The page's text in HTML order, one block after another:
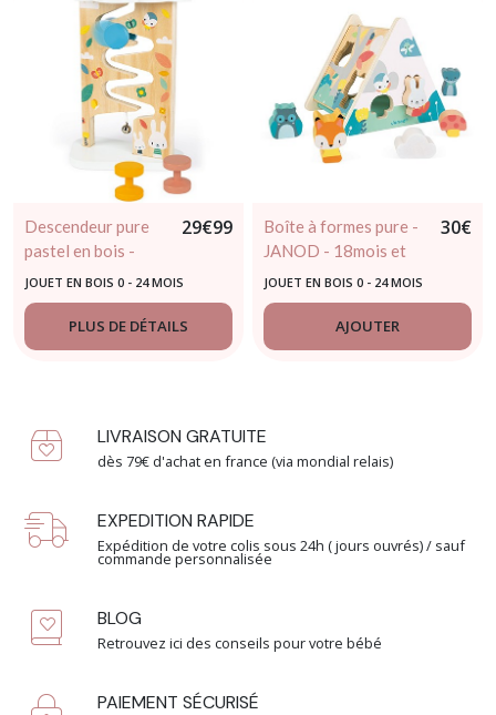
Descendeur pure
pastel en bois -
JANOD -
12mois/36mois
29€99
JOUET EN BOIS 0 - 24 MOIS
PLUS DE DÉTAILS
Boîte à formes pure -
JANOD - 18mois et
plus
30€
JOUET EN BOIS 0 - 24 MOIS
AJOUTER
LIVRAISON GRATUITE
dès 79€ d'achat en france (via mondial relais)
EXPEDITION RAPIDE
Expédition de votre colis sous 24h ( jours ouvrés) / sauf
commande personnalisée
BLOG
Retrouvez ici des conseils pour votre bébé
PAIEMENT SÉCURISÉ